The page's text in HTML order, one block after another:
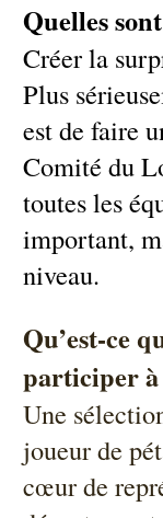
Quelles
Créer la
Plus
est de faire
Comité du
toutes les
important,
niveau.
Qu’est-ce
participer à
Une
joueur de
cœur de